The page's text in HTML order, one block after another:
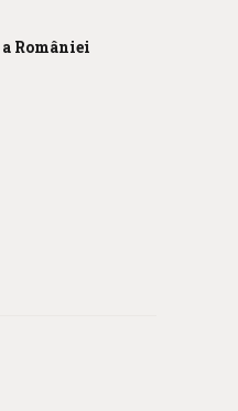
a României